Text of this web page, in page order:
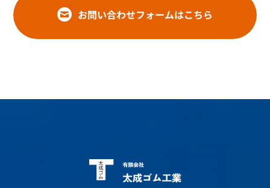
お問い合わせフォームはこちら